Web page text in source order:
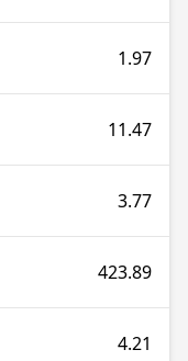
1.97
11.47
3.77
423.89
4.21